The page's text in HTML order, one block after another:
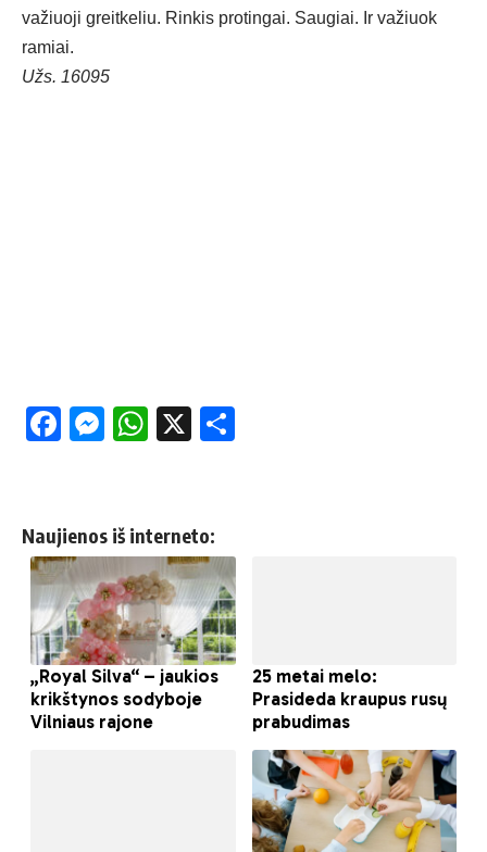
važiuoji greitkeliu. Rinkis protingai. Saugiai. Ir važiuok
ramiai.
Užs. 16095
Facebook
Messenger
WhatsApp
X
Naujienos iš interneto: